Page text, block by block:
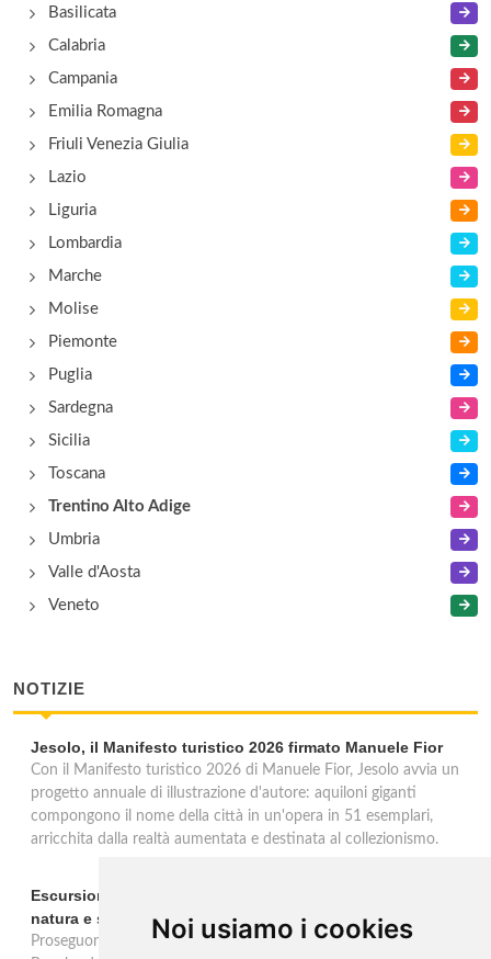
Noi usiamo i cookies
via Eusebio Chini 99/1, Trento
Basilicata
Calabria
Campania
Emilia Romagna
Friuli Venezia Giulia
Lazio
Liguria
Lombardia
Marche
Molise
Piemonte
Puglia
Sardegna
Sicilia
Toscana
Trentino Alto Adige
Umbria
Valle d'Aosta
Veneto
NOTIZIE
Jesolo, il Manifesto turistico 2026 firmato Manuele Fior
Con il Manifesto turistico 2026 di Manuele Fior, Jesolo avvia un
progetto annuale di illustrazione d'autore: aquiloni giganti
compongono il nome della città in un'opera in 51 esemplari,
arricchita dalla realtà aumentata e destinata al collezionismo.
Escursioni in barca alle Bocche del Timavo: viaggio tra
natura e storia nel Golfo di Trieste
Proseguono fino al 15 settembre le escursioni in barca "Duino-